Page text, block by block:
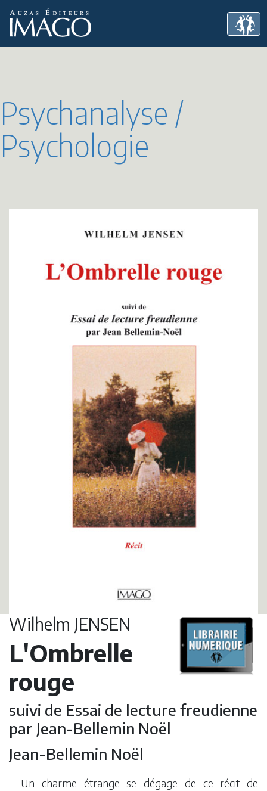
Psychanalyse /
Psychologie
Wilhelm JENSEN
L'Ombrelle
rouge
suivi de Essai de lecture freudienne
par Jean-Bellemin Noël
Jean-Bellemin Noël
Un charme étrange se dégage de ce récit de